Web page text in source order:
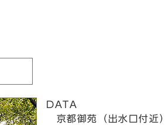
DATA
京都御苑（出水口付近）